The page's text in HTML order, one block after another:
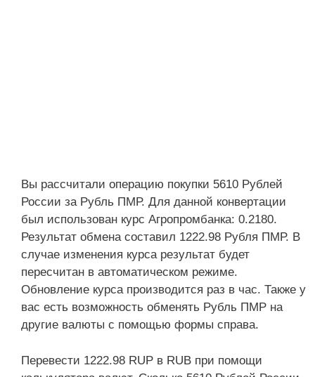
Вы рассчитали операцию покупки 5610 Рублей
России за Рубль ПМР. Для данной конвертации
был использован курс Агропромбанка: 0.2180.
Результат обмена составил 1222.98 Рубля ПМР. В
случае изменения курса результат будет
пересчитан в автоматическом режиме.
Обновление курса производится раз в час. Также у
вас есть возможность обменять Рубль ПМР на
другие валюты с помощью формы справа.
Перевести 1222.98 RUP в RUB при помощи